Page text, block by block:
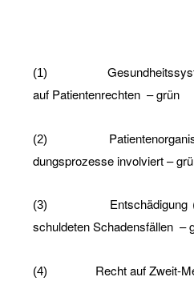
(1)
auf Pa­ti­en­ten­rech­ten – grün
(2)
dungs­pro­zes­se in­vol­viert –
(3)
schul­de­ten Scha­dens­fäl­len –
(4) Recht auf Zweit-